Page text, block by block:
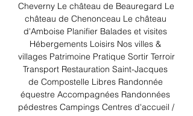
Cheverny Le château de Beauregard Le
château de Chenonceau Le château
d'Amboise Planifier Balades et visites
Hébergements Loisirs Nos villes &
villages Patrimoine Pratique Sortir Terroir
Transport Restauration Saint-Jacques
de Compostelle Libres Randonnée
équestre Accompagnées Randonnées
pédestres Campings Centres d'accueil /